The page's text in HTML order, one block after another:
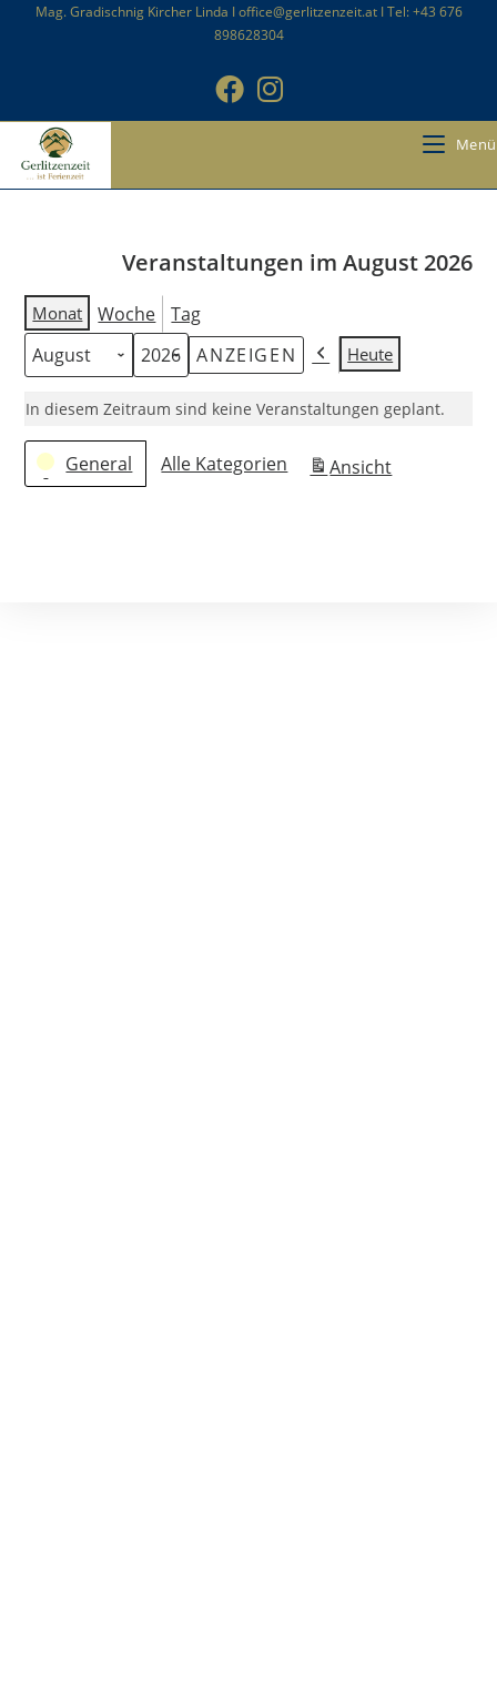
Mag. Gradischnig Kircher Linda I office@gerlitzenzeit.at I Tel: +43 676
898628304
Menü
Veranstaltungen im August 2026
Monat Woche Tag
Monat
Jahr Zurück
Heute
In diesem Zeitraum sind keine Veranstaltungen geplant.
KategorienGeneral Alle Kategorien Ansicht
ausdrucken